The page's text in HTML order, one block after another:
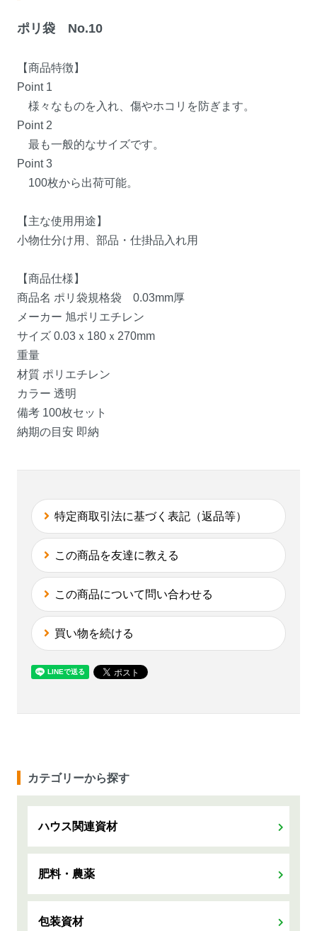
ポリ袋 No.10
【商品特徴】
Point 1
様々なものを入れ、傷やホコリを防ぎます。
Point 2
最も一般的なサイズです。
Point 3
100枚から出荷可能。
【主な使用用途】
小物仕分け用、部品・仕掛品入れ用
【商品仕様】
商品名 ポリ袋規格袋 0.03mm厚
メーカー 旭ポリエチレン
サイズ 0.03ｘ180ｘ270mm
重量
材質 ポリエチレン
カラー 透明
備考 100枚セット
納期の目安 即納
特定商取引法に基づく表記（返品等）
この商品を友達に教える
この商品について問い合わせる
買い物を続ける
カテゴリーから探す
ハウス関連資材
肥料・農薬
包装資材